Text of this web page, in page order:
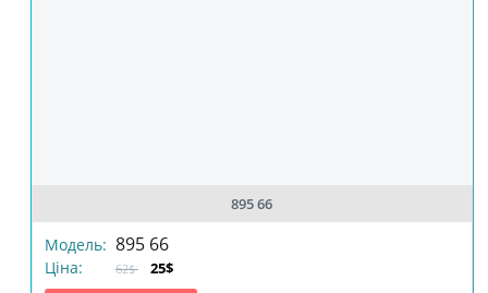
895 66
Модель: 895 66
Ціна: 62$ 25$